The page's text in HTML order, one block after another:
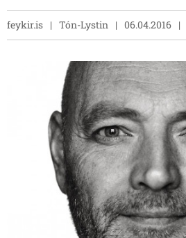
feykir.is Tón-Lystin 06.04.2016